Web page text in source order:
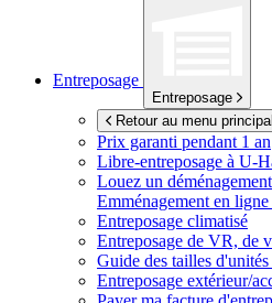
Entreposage
Entreposage
Retour au menu principal
Prix garanti pendant 1 an
Libre-entreposage à U-
Louez un
Emménagement en
Entreposage climatisé
Entreposage de VR, de
Guide des tailles
Entreposage extérieur/